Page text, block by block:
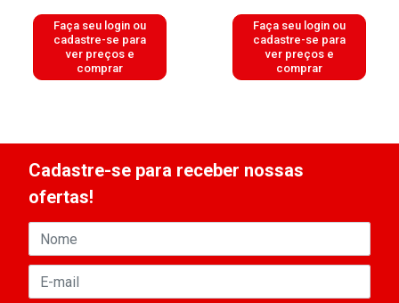
Faça seu login ou
cadastre-se para
ver preços e
comprar
Faça seu login ou
cadastre-se para
ver preços e
comprar
Cadastre-se para receber nossas
ofertas!